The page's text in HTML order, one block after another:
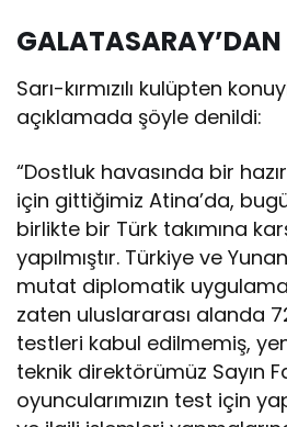
GALATASARAY’DAN
Sarı-kırmızılı kulüpten
açıklamada şöyle denildi:
“Dostluk havasında bir
için gittiğimiz Atina’da,
birlikte bir Türk takımına
yapılmıştır. Türkiye ve
mutat diplomatik uygulama
zaten uluslararası alanda
testleri kabul edilmemiş,
teknik direktörümüz Sayın
oyuncularımızın test için